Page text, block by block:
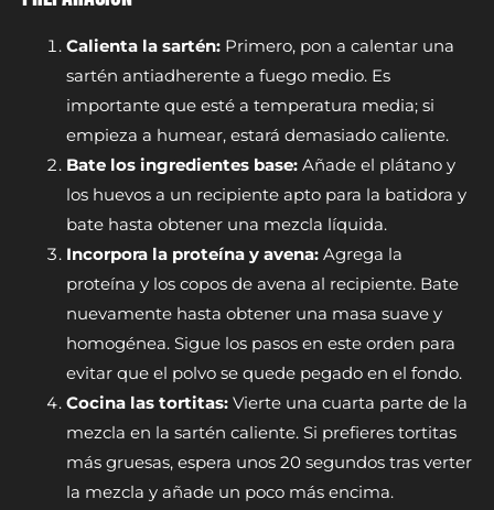
Calienta la sartén: Primero, pon a calentar una
sartén antiadherente a fuego medio. Es
importante que esté a temperatura media; si
empieza a humear, estará demasiado caliente.
Bate los ingredientes base: Añade el plátano y
los huevos a un recipiente apto para la batidora y
bate hasta obtener una mezcla líquida.
Incorpora la proteína y avena: Agrega la
proteína y los copos de avena al recipiente. Bate
nuevamente hasta obtener una masa suave y
homogénea. Sigue los pasos en este orden para
evitar que el polvo se quede pegado en el fondo.
Cocina las tortitas: Vierte una cuarta parte de la
mezcla en la sartén caliente. Si prefieres tortitas
más gruesas, espera unos 20 segundos tras verter
la mezcla y añade un poco más encima.